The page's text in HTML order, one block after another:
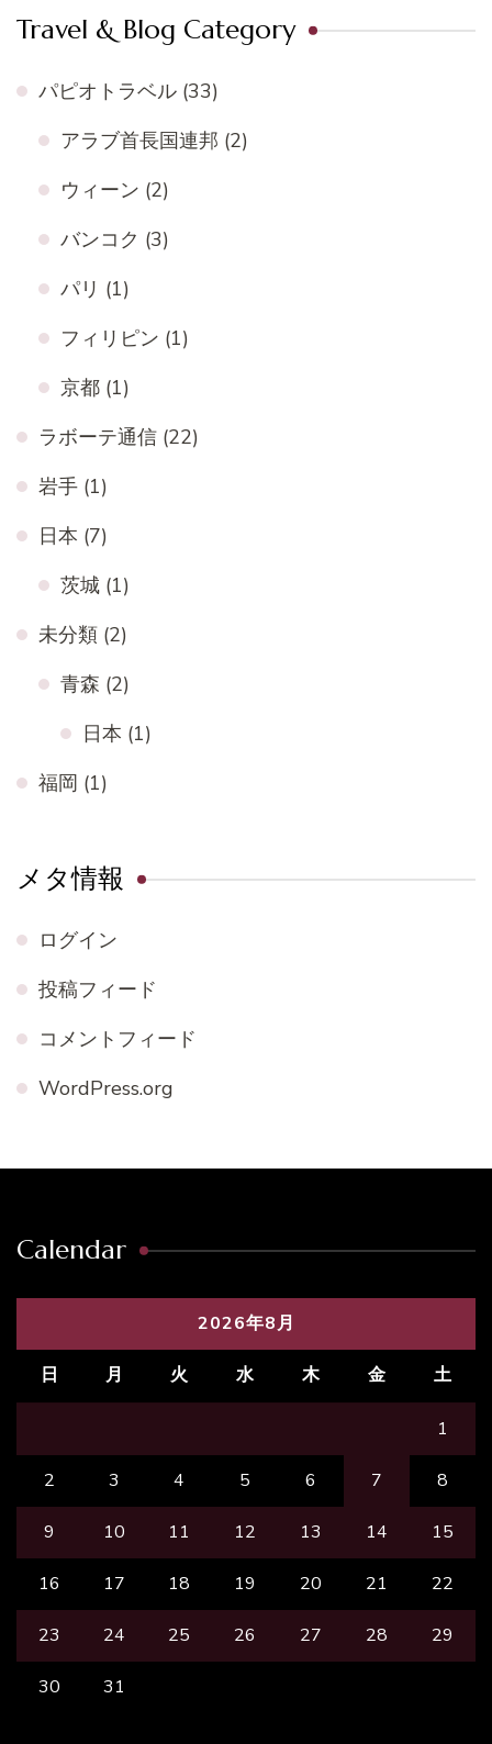
Travel & Blog Category
パピオトラベル (33)
アラブ首長国連邦 (2)
ウィーン (2)
バンコク (3)
パリ (1)
フィリピン (1)
京都 (1)
ラボーテ通信 (22)
岩手 (1)
日本 (7)
茨城 (1)
未分類 (2)
青森 (2)
日本 (1)
福岡 (1)
メタ情報
ログイン
投稿フィード
コメントフィード
WordPress.org
Calendar
2026年8月
日 月 火 水 木 金 土
1
2 3 4 5 6 7 8
9 10 11 12 13 14 15
16 17 18 19 20 21 22
23 24 25 26 27 28 29
30 31